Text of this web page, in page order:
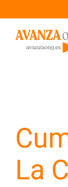
al
contenido
Colabora
Noticias
La